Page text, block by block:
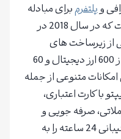
پلتفرمبرای مبادله
ارز های دیجیتال کریپتوکارنسی است که در سال 2018 در
زیرساخت های
بایننس استفاده می‌کند و از بیش از 600 ارز دیجیتال و 60
متنوعی از جمله
با کارت اعتباری،
صرفه جویی و
درآمدزایی، معاملات آزمایشی و پشتیبانی 24 ساعته را به